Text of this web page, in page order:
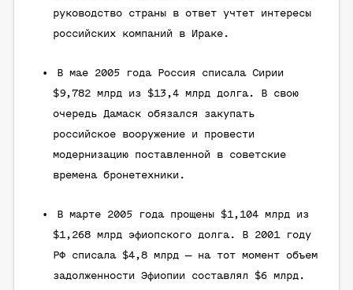
руководство страны в ответ учтет интересы
российских компаний в Ираке.
В мае 2005 года Россия списала Сирии
$9,782 млрд из $13,4 млрд долга. В свою
очередь Дамаск обязался закупать
российское вооружение и провести
модернизацию поставленной в советские
времена бронетехники.
В марте 2005 года прощены $1,104 млрд из
$1,268 млрд эфиопского долга. В 2001 году
РФ списала $4,8 млрд — на тот момент объем
задолженности Эфиопии составлял $6 млрд.